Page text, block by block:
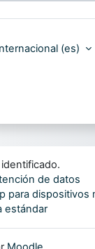
‎(es)‎
de datos
para dispositivos
estándar